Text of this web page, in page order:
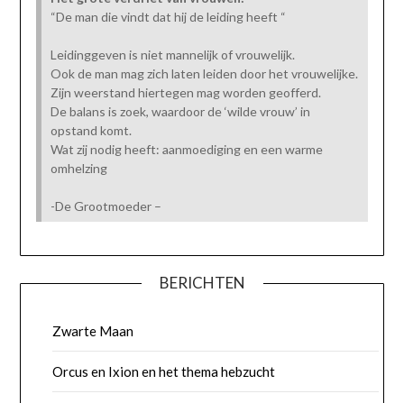
“De man die vindt dat hij de leiding heeft “
Leidinggeven is niet mannelijk of vrouwelijk.
Ook de man mag zich laten leiden door het vrouwelijke.
Zijn weerstand hiertegen mag worden geofferd.
De balans is zoek, waardoor de ‘wilde vrouw’ in
opstand komt.
Wat zij nodig heeft: aanmoediging en een warme
omhelzing
-De Grootmoeder –
BERICHTEN
Zwarte Maan
Orcus en Ixion en het thema hebzucht